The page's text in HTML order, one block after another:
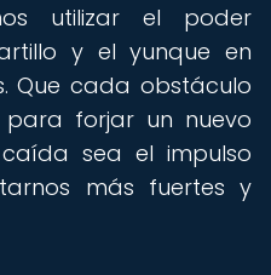
utilizar el poder
y el yunque en
Que cada obstáculo
forjar un nuevo
sea el impulso
más fuertes y